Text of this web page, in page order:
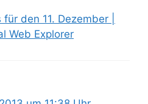
den 11. Dezember |
Web Explorer